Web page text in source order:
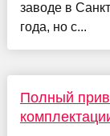
заводе в
года, но с...
Полный